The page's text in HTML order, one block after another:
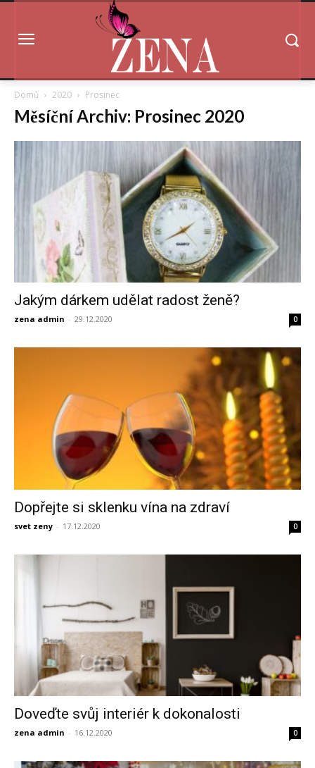
Domů 2020 Prosinec
Měsíční Archiv: Prosinec 2020
Jakým dárkem udělat radost ženě?
zena admin - 29.12.2020 0
Dopřejte si sklenku vína na zdraví
svet zeny - 17.12.2020 0
Doveďte svůj interiér k dokonalosti
zena admin - 16.12.2020 0